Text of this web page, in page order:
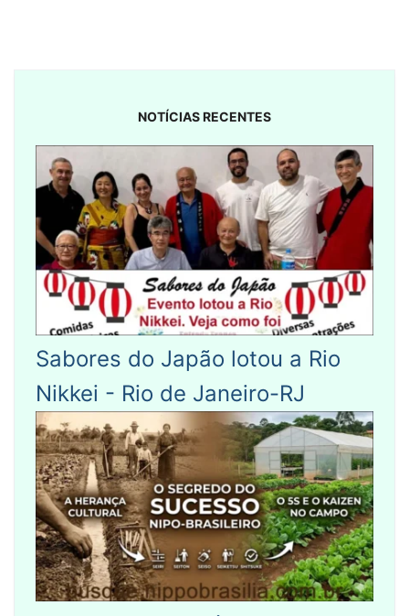
NOTÍCIAS RECENTES
Sabores do Japão lotou a Rio
Nikkei - Rio de Janeiro-RJ